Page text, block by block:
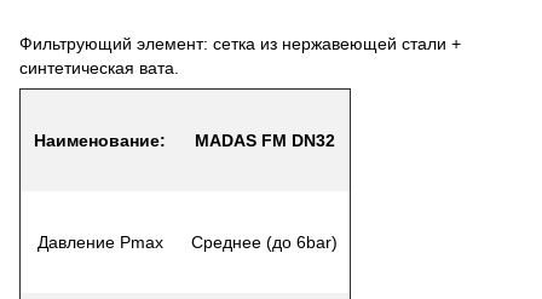
Фильтрующий элемент: сетка из нержавеющей стали +
синтетическая вата.
Наименование: MADAS FM DN32
Давление Pmax Среднее (до 6bar)